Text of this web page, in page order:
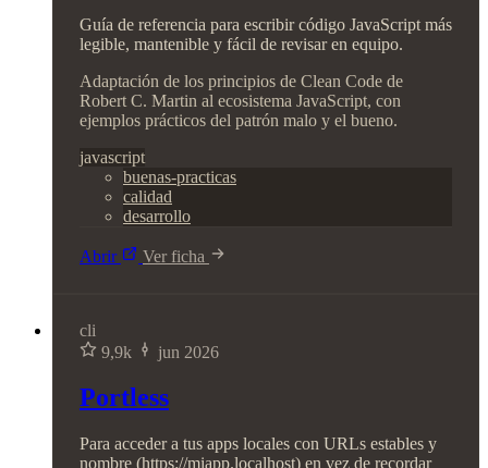
Guía de referencia para escribir código JavaScript más
legible, mantenible y fácil de revisar en equipo.
Adaptación de los principios de Clean Code de
Robert C. Martin al ecosistema JavaScript, con
ejemplos prácticos del patrón malo y el bueno.
javascript
buenas-practicas
calidad
desarrollo
Abrir Ver ficha
cli
9,9k
jun 2026
Portless
Para acceder a tus apps locales con URLs estables y
nombre (https://miapp.localhost) en vez de recordar